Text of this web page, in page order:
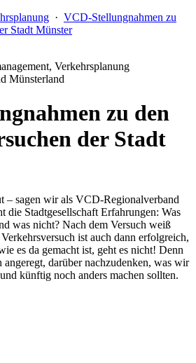
· VCD-Stellungnahmen zu
Stadt Münster
Verkehrsplanung
Münsterland
zu den
der Stadt
– sagen wir als VCD-Regionalverband
die Stadtgesellschaft Erfahrungen: Was
was nicht? Nach dem Versuch weiß
ist auch dann erfolgreich,
es da gemacht ist, geht es nicht! Denn
darüber nachzudenken, was wir
künftig noch anders machen sollten.